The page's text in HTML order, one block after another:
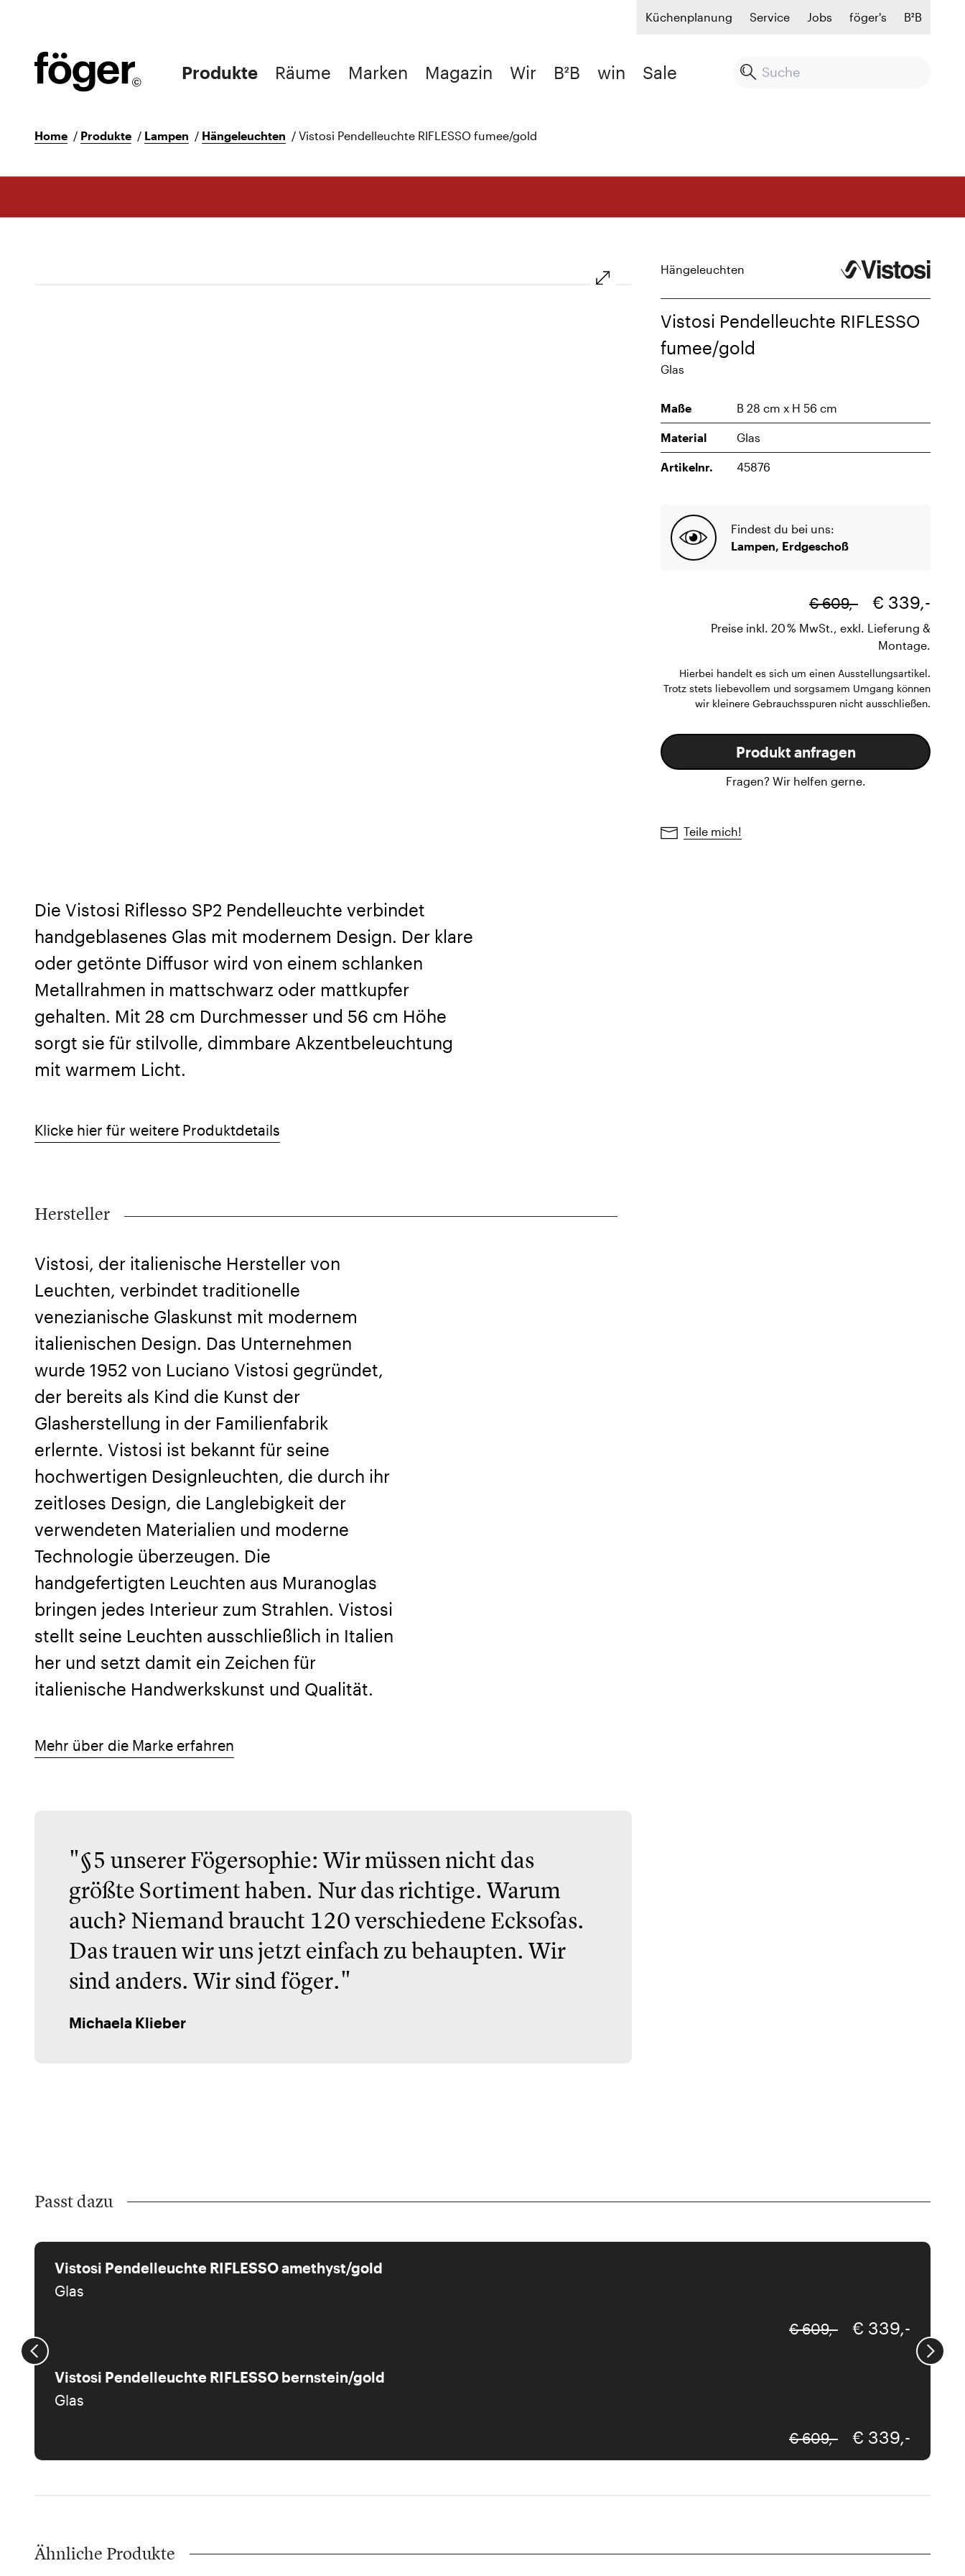
Küchenplanung Service Jobs föger's B²B
Produkte Räume Marken Magazin Wir B²B win Sale
Home / Produkte / Lampen / Hängeleuchten / Vistosi Pendelleuchte RIFLESSO fumee/gold
Hängeleuchten
Vistosi Pendelleuchte RIFLESSO
fumee/gold
Glas
Maße B 28 cm x H 56 cm
Material Glas
Artikelnr. 45876
Findest du bei uns:
Lampen, Erdgeschoß
€ 609,- € 339,-
Preise inkl. 20 % MwSt., exkl. Lieferung &
Montage.
Hierbei handelt es sich um einen Ausstellungsartikel.
Trotz stets liebevollem und sorgsamem Umgang können
wir kleinere Gebrauchsspuren nicht ausschließen.
Produkt anfragen
Fragen? Wir helfen gerne.
Teile mich!
Die Vistosi Riflesso SP2 Pendelleuchte verbindet
handgeblasenes Glas mit modernem Design. Der klare
oder getönte Diffusor wird von einem schlanken
Metallrahmen in mattschwarz oder mattkupfer
gehalten. Mit 28 cm Durchmesser und 56 cm Höhe
sorgt sie für stilvolle, dimmbare Akzentbeleuchtung
mit warmem Licht.
Klicke hier für weitere Produktdetails
Hersteller
Vistosi, der italienische Hersteller von
Leuchten, verbindet traditionelle
venezianische Glaskunst mit modernem
italienischen Design. Das Unternehmen
wurde 1952 von Luciano Vistosi gegründet,
der bereits als Kind die Kunst der
Glasherstellung in der Familienfabrik
erlernte. Vistosi ist bekannt für seine
hochwertigen Designleuchten, die durch ihr
zeitloses Design, die Langlebigkeit der
verwendeten Materialien und moderne
Technologie überzeugen. Die
handgefertigten Leuchten aus Muranoglas
bringen jedes Interieur zum Strahlen. Vistosi
stellt seine Leuchten ausschließlich in Italien
her und setzt damit ein Zeichen für
italienische Handwerkskunst und Qualität.
Mehr über die Marke erfahren
"§5 unserer Fögersophie: Wir müssen nicht das
größte Sortiment haben. Nur das richtige. Warum
auch? Niemand braucht 120 verschiedene Ecksofas.
Das trauen wir uns jetzt einfach zu behaupten. Wir
sind anders. Wir sind föger."
Michaela Klieber
Passt dazu
Vistosi Pendelleuchte RIFLESSO amethyst/gold
Glas
€ 609,- € 339,-
Vistosi
Vistosi Pendelleuchte RIFLESSO bernstein/gold
Glas
€ 609,- € 339,-
Ähnliche Produkte